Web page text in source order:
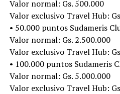
Valor normal: Gs. 500.000
Valor exclusivo Travel Hub:
• 50.000 puntos Sudameris
Valor normal: Gs. 2.500.000
Valor exclusivo Travel Hub:
• 100.000 puntos Sudameris
Valor normal: Gs. 5.000.000
Valor exclusivo Travel Hub: